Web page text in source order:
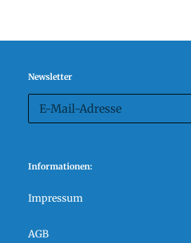
Newsletter
Informationen:
Impressum
AGB